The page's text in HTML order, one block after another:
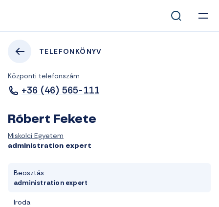
TELEFONKÖNYV
Központi telefonszám
+36 (46) 565-111
Róbert Fekete
Miskolci Egyetem
administration expert
Beosztás
administration expert
Iroda